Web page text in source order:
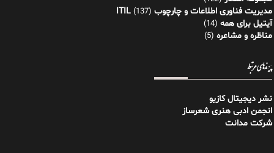
مدیریت فناوری اطلاعات و چارچوب ITIL (137)
آیتیل برای همه (14)
مناظره و مشاعره (5)
پیوندهای مرتبط
نشر دیجیتال کازیو
انجمن ادبی هنری شعرساز
شرکت مدانت